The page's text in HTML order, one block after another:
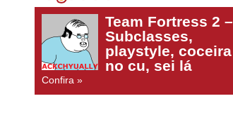
Team Fortress 2 –
Subclasses,
playstyle, coceira
no cu, sei lá
Confira »